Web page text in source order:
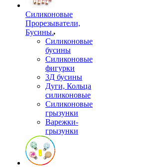
Силиконовые
Прорезыватели,
Бусины.
Силиконовые
бусины
Силиконовые
фигурки
3Д бусины
Дуги, Кольца
силиконовые
Силиконовые
грызунки
Варежки-
грызунки